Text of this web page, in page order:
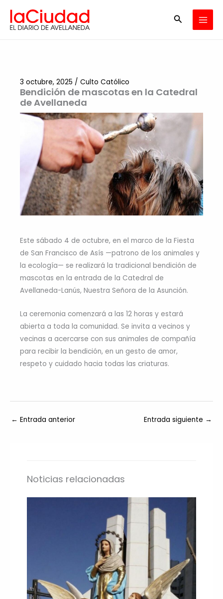
contenido
Buscar
Bendición de mascotas en la Catedral
de Avellaneda
3 octubre, 2025 / Culto Católico
Este sábado 4 de octubre, en el marco de la Fiesta
de San Francisco de Asís —patrono de los animales y
la ecología— se realizará la tradicional bendición de
mascotas en la entrada de la Catedral de
Avellaneda-Lanús, Nuestra Señora de la Asunción.
La ceremonia comenzará a las 12 horas y estará
abierta a toda la comunidad. Se invita a vecinos y
vecinas a acercarse con sus animales de compañía
para recibir la bendición, en un gesto de amor,
respeto y cuidado hacia todas las criaturas.
← Entrada anterior Entrada siguiente →
Noticias relacionadas